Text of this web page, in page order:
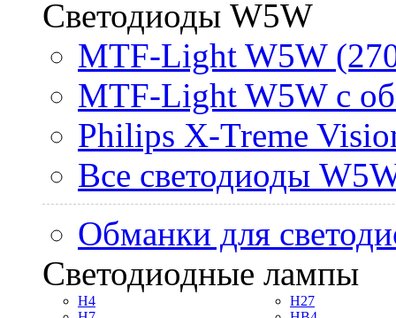
Светодиоды W5W
MTF-Light W5W
MTF-Light W5W с
Philips X-Treme
Все светодиоды
Обманки для
Светодиодные лампы
H4
H27